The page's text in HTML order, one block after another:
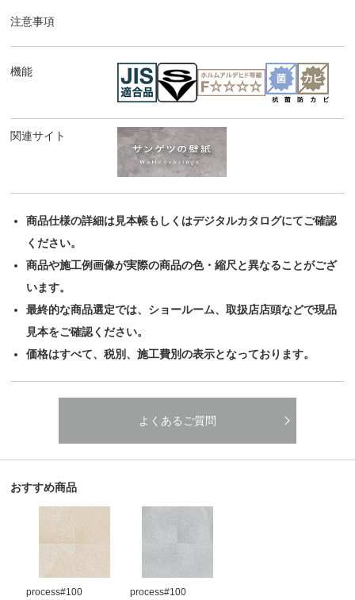
注意事項
機能
関連サイト
商品仕様の詳細は見本帳もしくはデジタルカタログにてご確認
ください。
商品や施工例画像が実際の商品の色・縮尺と異なることがござ
います。
最終的な商品選定では、ショールーム、取扱店店頭などで現品
見本をご確認ください。
価格はすべて、税別、施工費別の表示となっております。
よくあるご質問
おすすめ商品
process#100
process#100